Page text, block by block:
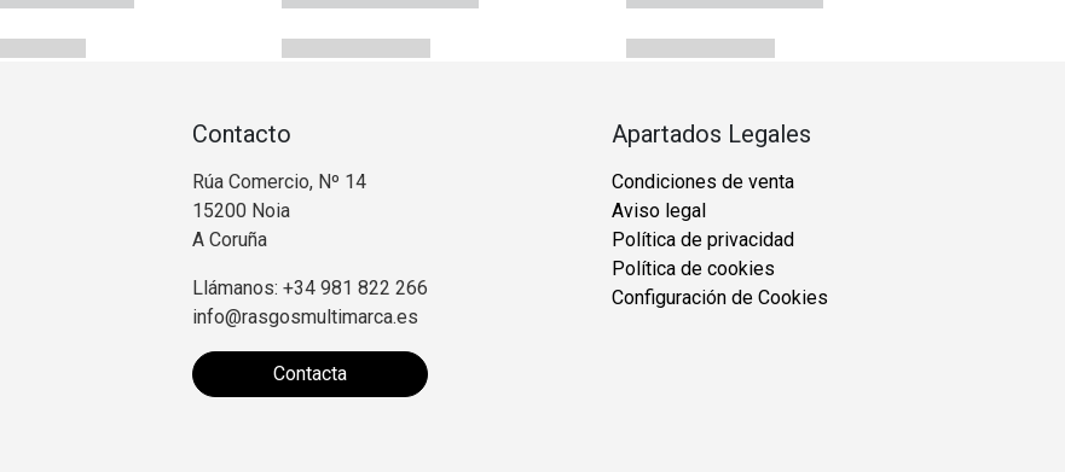
Contacto
Rúa Comercio, Nº 14
15200 Noia
A Coruña
Llámanos: +34 981 822 266
info@rasgosmultimarca.es
Contacta
Apartados Legales
Condiciones de venta
Aviso legal
Política de privacidad
Política de cookies
Configuración de Cookies